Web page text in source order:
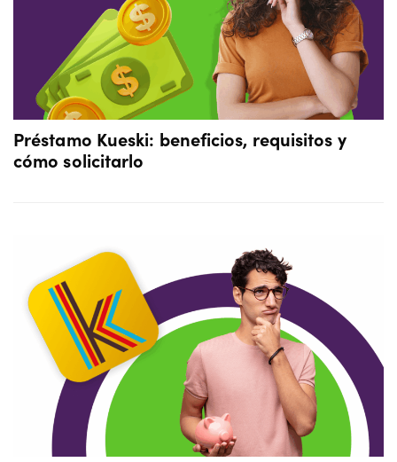
Préstamo Kueski: beneficios, requisitos y
cómo solicitarlo